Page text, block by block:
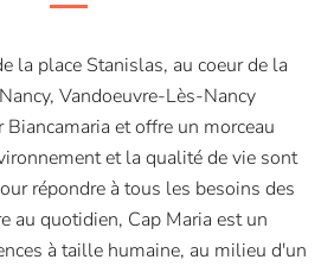
la place Stanislas, au coeur de la
Vandoeuvre-Lès-Nancy
et offre un morceau
et la qualité de vie sont
répondre à tous les besoins des
au quotidien, Cap Maria est un
à taille humaine, au milieu d'un